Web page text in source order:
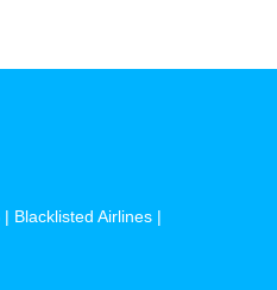
| Blacklisted Airlines|